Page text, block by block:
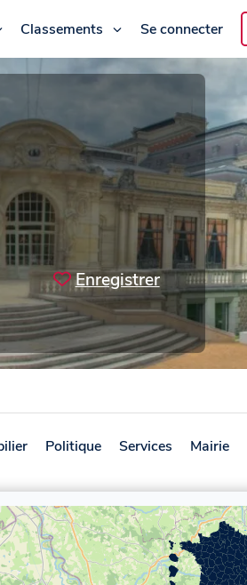
Classements Se connecter
Enregistrer
Politique Services Mairie